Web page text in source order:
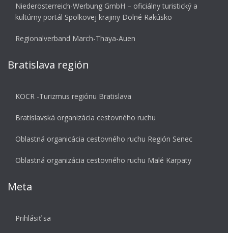
Niederösterreich-Werbung GmbH – oficiálny turistický a
kultúrny portál Spolkovej krajiny Dolné Rakúsko
Regionalverband March-Thaya-Auen
Bratislava región
KOCR -Turizmus regiónu Bratislava
Bratislavská organizácia cestovného ruchu
Oblastná organicácia cestovného ruchu Región Senec
Oblastná organizácia cestovného ruchu Malé Karpaty
Meta
Prihlásiť sa